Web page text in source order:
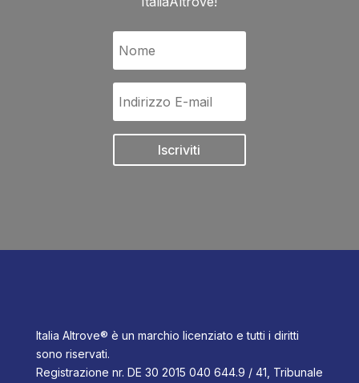
Iscriviti
Italia Altrove® è un marchio licenziato e tutti i diritti
sono riservati.
Registrazione nr. DE 30 2015 040 644.9 / 41, Tribunale